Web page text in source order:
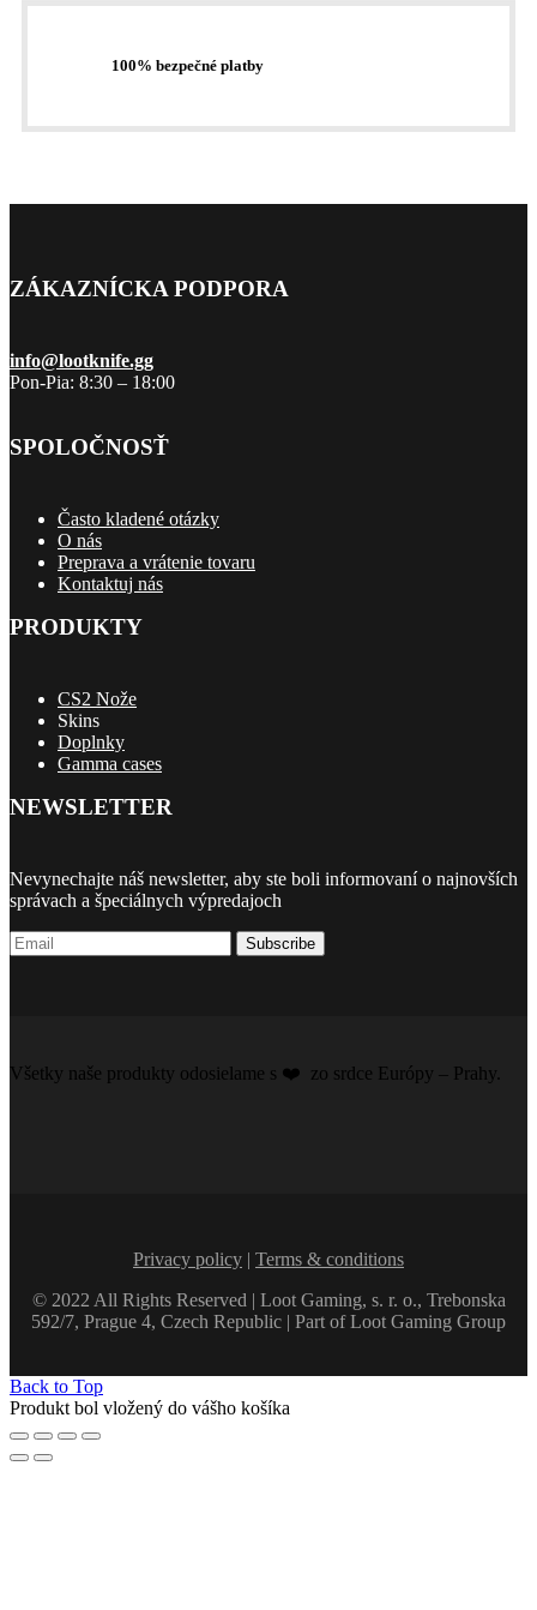
100% bezpečné platby
ZÁKAZNÍCKA PODPORA
info@lootknife.gg
Pon-Pia: 8:30 – 18:00
SPOLOČNOSŤ
Často kladené otázky
O nás
Preprava a vrátenie tovaru
Kontaktuj nás
PRODUKTY
CS2 Nože
Skins
Doplnky
Gamma cases
NEWSLETTER
Nevynechajte náš newsletter, aby ste boli informovaní o najnovších
správach a špeciálnych výpredajoch
Subscribe
Všetky naše produkty odosielame s ❤️️ zo srdce Európy – Prahy.
Privacy policy | Terms & conditions
© 2022 All Rights Reserved | Loot Gaming, s. r. o., Trebonska
592/7, Prague 4, Czech Republic | Part of Loot Gaming Group
Back to Top
Produkt bol vložený do vášho košíka